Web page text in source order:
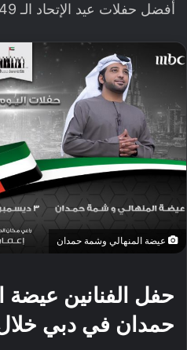
أفضل حفلات عيد الإتحاد الـ 49 في دبي
عيضة المنهالي وشمة حمدان
حفل الفنانين عيضة
حمدان في دبي خلال